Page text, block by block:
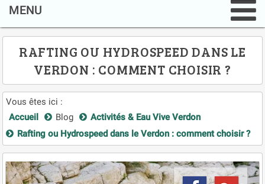
RAFTING OU HYDROSPEED DANS LE
VERDON : COMMENT CHOISIR ?
Vous êtes ici :
Accueil
Blog
Activités & Eau Vive Verdon
Rafting ou Hydrospeed dans le Verdon : comment choisir ?